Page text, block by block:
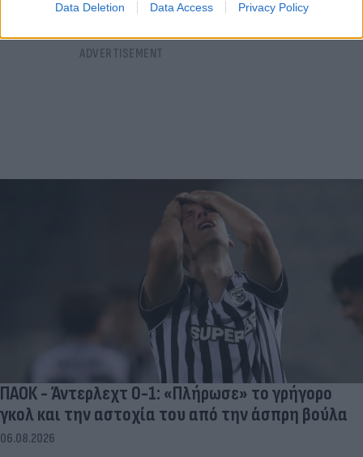
Data Deletion Data Access Privacy Policy
ΠΑΟΚ - Άντερλεχτ 0-1: «Πλήρωσε» το γρήγορο
γκολ και την αστοχία του από την άσπρη βούλα
06.08.2026